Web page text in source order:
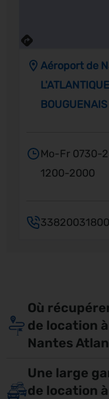
Aéroport de
BOUGUENAIS
Mo-Fr 0730-
1200-2000
33820031800
Où
de location
Nantes
Une large
de location